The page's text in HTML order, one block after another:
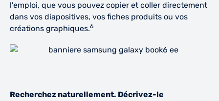
l'emploi, que vous pouvez copier et coller directement
dans vos diapositives, vos fiches produits ou vos
créations graphiques.6
Recherchez naturellement. Décrivez-le